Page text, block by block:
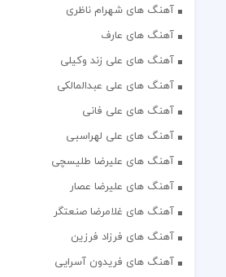
آهنگ های شهرام ناظری
آهنگ های عارف
آهنگ های علی زند وکیلی
آهنگ های علی عبدالمالکی
آهنگ های علی فانی
آهنگ های علی لهراسبی
آهنگ های علیرضا طلیسچی
آهنگ های علیرضا عصار
آهنگ های غلامرضا صنعتگر
آهنگ های فرزاد فرزین
آهنگ های فریدون آسرایی